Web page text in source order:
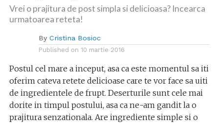
Vrei o prajitura de post simpla si delicioasa? Incearca
urmatoarea reteta!
By Cristina Bosioc
Published on 10 martie 2016
Postul cel mare a inceput, asa ca este momentul sa iti
oferim cateva retete delicioase care te vor face sa uiti
de ingredientele de frupt. Deserturile sunt cele mai
dorite in timpul postului, asa ca ne-am gandit la o
prajitura senzationala. Are ingrediente simple si o